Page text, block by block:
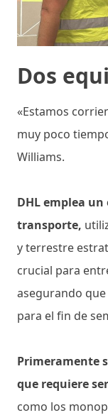
Dos
«Estamos
muy poco
Williams.
DHL emplea
transporte,
y terrestre
crucial para
asegurando
para el fin de
Primeramente
que requiere
como los